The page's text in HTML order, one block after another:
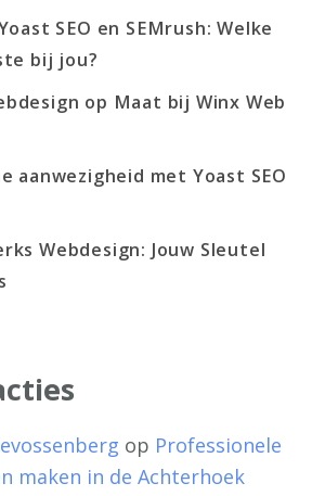
SEO en SEMrush: Welke
bij jou?
op Maat bij Winx Web
aanwezigheid met Yoast SEO
Webdesign: Jouw Sleutel
op Professionele
maken in de Achterhoek